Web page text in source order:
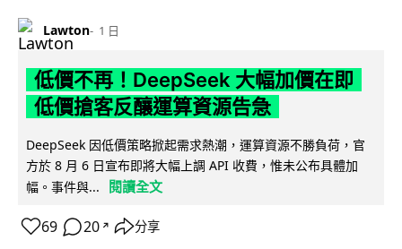
Lawton 1 日
低價不再！DeepSeek 大幅加價在即
低價搶客反釀運算資源告急
DeepSeek 因低價策略掀起需求熱潮，運算資源不勝負荷，官
方於 8 月 6 日宣布即將大幅上調 API 收費，惟未公布具體加
幅。事件與...
閱讀全文
69 20 ↗ 分享